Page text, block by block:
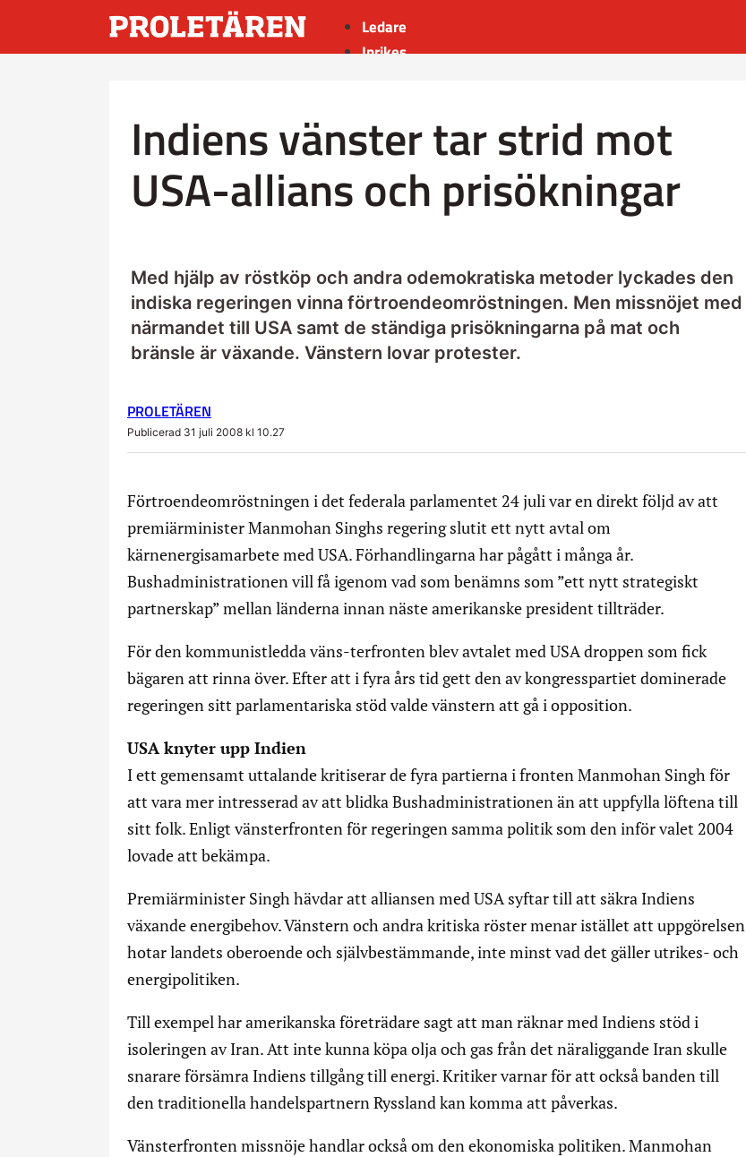
Ledare
Inrikes
Sport
Insänt
Indiens vänster tar strid mot
USA-allians och prisökningar
Med hjälp av röstköp och andra odemokratiska metoder lyckades den
indiska regeringen vinna förtroendeomröstningen. Men missnöjet med
närmandet till USA samt de ständiga prisökningarna på mat och
bränsle är växande. Vänstern lovar protester.
PROLETÄREN
Publicerad 31 juli 2008 kl 10.27
Förtroendeomröstningen i det federala parlamentet 24 juli var en direkt följd av att
premiärminister Manmohan Singhs regering slutit ett nytt avtal om
kärnenergisamarbete med USA. Förhandlingarna har pågått i många år.
Bushadministrationen vill få igenom vad som benämns som ”ett nytt strategiskt
partnerskap” mellan länderna innan näste amerikanske president tillträder.
För den kommunistledda väns-terfronten blev avtalet med USA droppen som fick
bägaren att rinna över. Efter att i fyra års tid gett den av kongresspartiet dominerade
regeringen sitt parlamentariska stöd valde vänstern att gå i opposition.
USA knyter upp Indien
I ett gemensamt uttalande kritiserar de fyra partierna i fronten Manmohan Singh för
att vara mer intresserad av att blidka Bushadministrationen än att uppfylla löftena till
sitt folk. Enligt vänsterfronten för regeringen samma politik som den inför valet 2004
lovade att bekämpa.
Premiärminister Singh hävdar att alliansen med USA syftar till att säkra Indiens
växande energibehov. Vänstern och andra kritiska röster menar istället att uppgörelsen
hotar landets oberoende och självbestämmande, inte minst vad det gäller utrikes- och
energipolitiken.
Till exempel har amerikanska företrädare sagt att man räknar med Indiens stöd i
isoleringen av Iran. Att inte kunna köpa olja och gas från det näraliggande Iran skulle
snarare försämra Indiens tillgång till energi. Kritiker varnar för att också banden till
den traditionella handelspartnern Ryssland kan komma att påverkas.
Vänsterfronten missnöje handlar också om den ekonomiska politiken. Manmohan